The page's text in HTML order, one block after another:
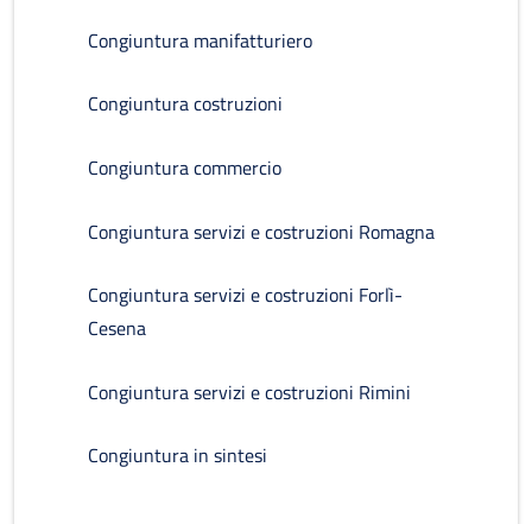
Congiuntura manifatturiero
Congiuntura costruzioni
Congiuntura commercio
Congiuntura servizi e costruzioni Romagna
Congiuntura servizi e costruzioni Forlì-
Cesena
Congiuntura servizi e costruzioni Rimini
Congiuntura in sintesi